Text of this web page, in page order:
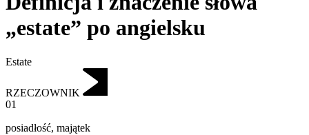
„estate” po angielsku
Estate
RZECZOWNIK
01
posiadłość, majątek